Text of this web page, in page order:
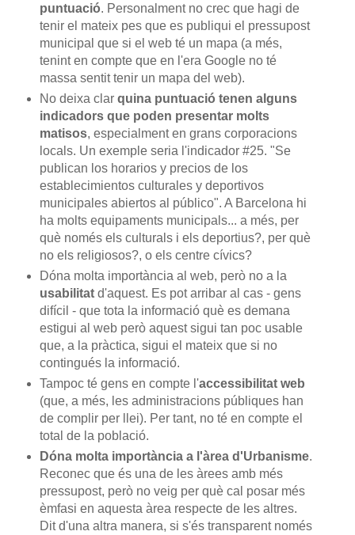
puntuació. Personalment no crec que hagi de
tenir el mateix pes que es publiqui el pressupost
municipal que si el web té un mapa (a més,
tenint en compte que en l'era Google no té
massa sentit tenir un mapa del web).
No deixa clar quina puntuació tenen alguns
indicadors que poden presentar molts
matisos, especialment en grans corporacions
locals. Un exemple seria l'indicador #25. "Se
publican los horarios y precios de los
establecimientos culturales y deportivos
municipales abiertos al público". A Barcelona hi
ha molts equipaments municipals... a més, per
què només els culturals i els deportius?, per què
no els religiosos?, o els centre cívics?
Dóna molta importància al web, però no a la
usabilitat d'aquest. Es pot arribar al cas - gens
difícil - que tota la informació què es demana
estigui al web però aquest sigui tan poc usable
que, a la pràctica, sigui el mateix que si no
contingués la informació.
Tampoc té gens en compte l'accessibilitat web
(que, a més, les administracions públiques han
de complir per llei). Per tant, no té en compte el
total de la població.
Dóna molta importància a l'àrea d'Urbanisme.
Reconec que és una de les àrees amb més
pressupost, però no veig per què cal posar més
èmfasi en aquesta àrea respecte de les altres.
Dit d'una altra manera, si s'és transparent només